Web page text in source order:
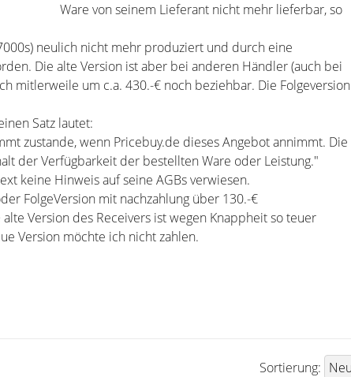
Ware von seinem Lieferant nicht mehr lieferbar, so
neulich nicht mehr produziert und durch eine
Die alte Version ist aber bei anderen Händler (auch bei
mitlerweile um c.a. 430.-€ noch beziehbar. Die Folgeversion
Satz lautet:
zustande, wenn Pricebuy.de dieses Angebot annimmt. Die
der Verfügbarkeit der bestellten Ware oder Leistung."
keine Hinweis auf seine AGBs verwiesen.
FolgeVersion mit nachzahlung über 130.-€
Version des Receivers ist wegen Knappheit so teuer
Version möchte ich nicht zahlen.
Sortierung: